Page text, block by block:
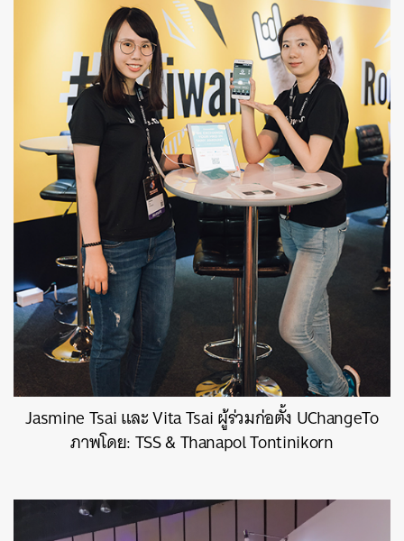
Jasmine Tsai และ Vita Tsai ผู้ร่วมก่อตั้ง UChangeTo
ภาพโดย: TSS & Thanapol Tontinikorn